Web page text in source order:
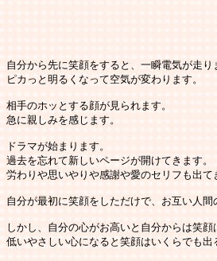
自分から先に笑顔をすると、一瞬電気が走り
ピカっと明るくなって空気が変わります。
相手のホッとする顔が見られます。
急に親しみを感じます。
ドラマが始まります。
過去を忘れて新しいページが開けてきます。
労わりや思いやりや感謝や愛のセリフも出て
自分が最初に笑顔をしただけで、お互い人
しかし、自分の心がお高いと自分からは笑顔
低いやさしい心になると笑顔はいくらでも出